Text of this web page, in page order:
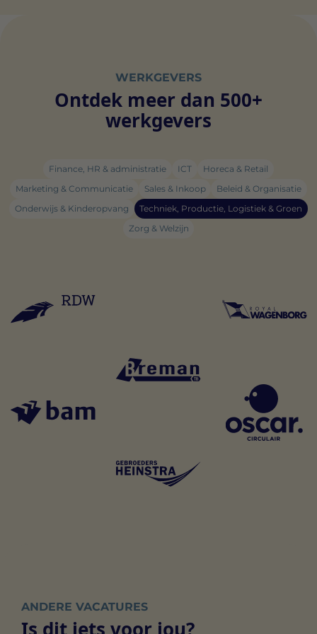
WERKGEVERS
Ontdek meer dan 500+
werkgevers
Finance, HR & administratie ICT
Horeca & Retail
Marketing & Communicatie
Sales & Inkoop
Beleid & Organisatie
Onderwijs & Kinderopvang
Techniek, Productie, Logistiek & Groen
Zorg & Welzijn
ANDERE VACATURES